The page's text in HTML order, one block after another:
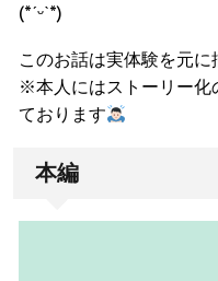
(*ˊᵕˋ*)
このお話は実体験を元に
※本人にはストーリー化
ております
本編